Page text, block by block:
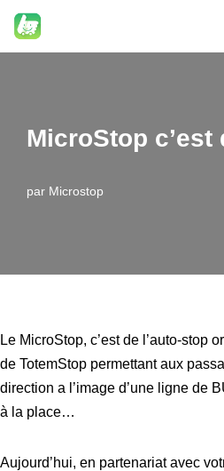
Aller
MicroStop c’est
par Microstop
Le MicroStop, c’est de l’auto-stop
de TotemStop permettant aux
direction a l’image d’une ligne de
à la place…
Aujourd’hui, en partenariat avec